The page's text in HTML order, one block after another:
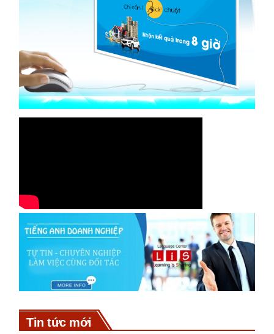
Tin tức mới